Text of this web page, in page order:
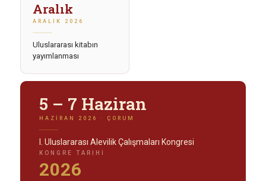
Aralık
ARALIK 2026
Uluslararası kitabın
yayımlanması
5 – 7 Haziran
HAZIRAN 2026 · ÇORUM
I. Uluslararası Alevilik Çalışmaları Kongresi
KONGRE TARIHI
2026